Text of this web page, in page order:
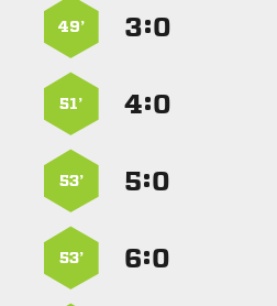
:
49’
:
51’
:
53’
:
53’